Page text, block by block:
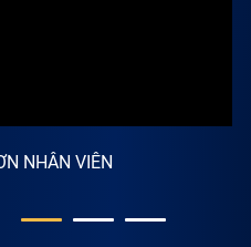
NHÂN VIÊN